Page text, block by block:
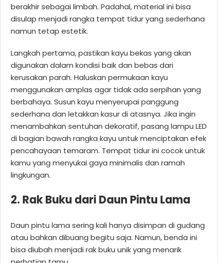
berakhir sebagai limbah. Padahal, material ini bisa
disulap menjadi rangka tempat tidur yang sederhana
namun tetap estetik.
Langkah pertama, pastikan kayu bekas yang akan
digunakan dalam kondisi baik dan bebas dari
kerusakan parah. Haluskan permukaan kayu
menggunakan amplas agar tidak ada serpihan yang
berbahaya. Susun kayu menyerupai panggung
sederhana dan letakkan kasur di atasnya. Jika ingin
menambahkan sentuhan dekoratif, pasang lampu LED
di bagian bawah rangka kayu untuk menciptakan efek
pencahayaan temaram. Tempat tidur ini cocok untuk
kamu yang menyukai gaya minimalis dan ramah
lingkungan.
2. Rak Buku dari Daun Pintu Lama
Daun pintu lama sering kali hanya disimpan di gudang
atau bahkan dibuang begitu saja. Namun, benda ini
bisa diubah menjadi rak buku unik yang menarik